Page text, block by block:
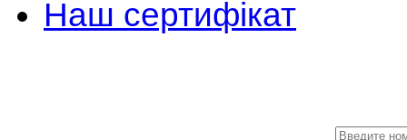
Наш сертифікат